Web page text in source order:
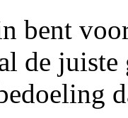
bent
de